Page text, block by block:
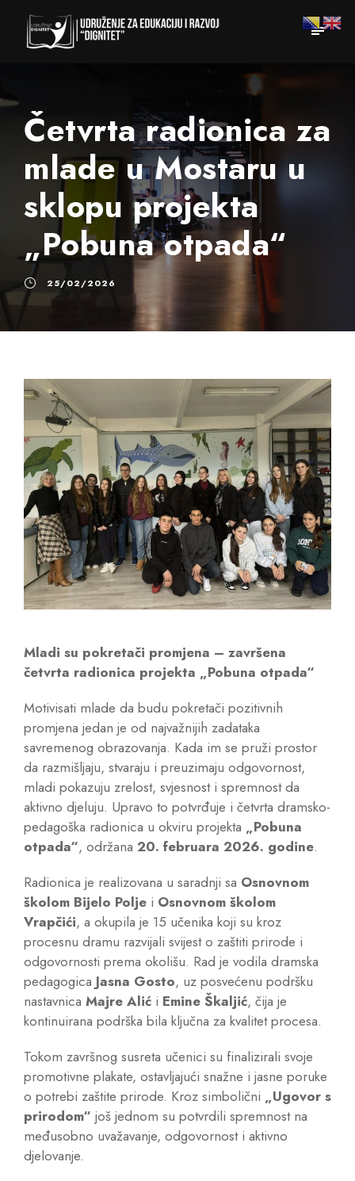
Četvrta radionica za
mlade u Mostaru u
sklopu projekta
„Pobuna otpada“
25/02/2026
Mladi su pokretači promjena – završena
četvrta radionica projekta „Pobuna otpada“
Motivisati mlade da budu pokretači pozitivnih
promjena jedan je od najvažnijih zadataka
savremenog obrazovanja. Kada im se pruži prostor
da razmišljaju, stvaraju i preuzimaju odgovornost,
mladi pokazuju zrelost, svjesnost i spremnost da
aktivno djeluju. Upravo to potvrđuje i četvrta dramsko-
pedagoška radionica u okviru projekta „Pobuna
otpada“, održana 20. februara 2026. godine.
Radionica je realizovana u saradnji sa Osnovnom
školom Bijelo Polje i Osnovnom školom
Vrapčići, a okupila je 15 učenika koji su kroz
procesnu dramu razvijali svijest o zaštiti prirode i
odgovornosti prema okolišu. Rad je vodila dramska
pedagogica Jasna Gosto, uz posvećenu podršku
nastavnica Majre Alić i Emine Škaljić, čija je
kontinuirana podrška bila ključna za kvalitet procesa.
Tokom završnog susreta učenici su finalizirali svoje
promotivne plakate, ostavljajući snažne i jasne poruke
o potrebi zaštite prirode. Kroz simbolični „Ugovor s
prirodom“ još jednom su potvrdili spremnost na
međusobno uvažavanje, odgovornost i aktivno
djelovanje.